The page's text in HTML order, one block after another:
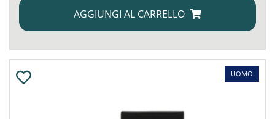
AGGIUNGI AL CARRELLO
UOMO